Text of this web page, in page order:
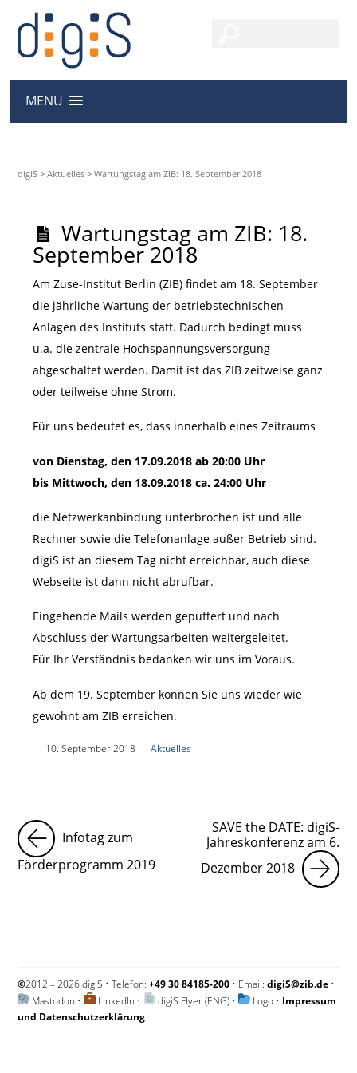
MENU
digiS >Aktuelles >Wartungstag am ZIB: 18. September 2018
Wartungstag am ZIB: 18.
September 2018
Am Zuse-Institut Berlin (ZIB) findet am 18. September
die jährliche Wartung der betriebstechnischen
Anlagen des Instituts statt. Dadurch bedingt muss
u.a. die zentrale Hochspannungsversorgung
abgeschaltet werden. Damit ist das ZIB zeitweise ganz
oder teilweise ohne Strom.
Für uns bedeutet es, dass innerhalb eines Zeitraums
von Dienstag, den 17.09.2018 ab 20:00 Uhr
bis Mittwoch, den 18.09.2018 ca. 24:00 Uhr
die Netzwerkanbindung unterbrochen ist und alle
Rechner sowie die Telefonanlage außer Betrieb sind.
digiS ist an diesem Tag nicht erreichbar, auch diese
Webseite ist dann nicht abrufbar.
Eingehende Mails werden gepuffert und nach
Abschluss der Wartungsarbeiten weitergeleitet.
Für Ihr Verständnis bedanken wir uns im Voraus.
Ab dem 19. September können Sie uns wieder wie
gewohnt am ZIB erreichen.
10. September 2018 Aktuelles
Infotag zum
Förderprogramm 2019
SAVE the DATE: digiS-
Jahreskonferenz am 6.
Dezember 2018
©2012 – 2026 digiS • Telefon:+49 30 84185-200 • Email:digiS@zib.de •
Mastodon • LinkedIn • digiS Flyer (ENG) • Logo • Impressum
und Datenschutzerklärung